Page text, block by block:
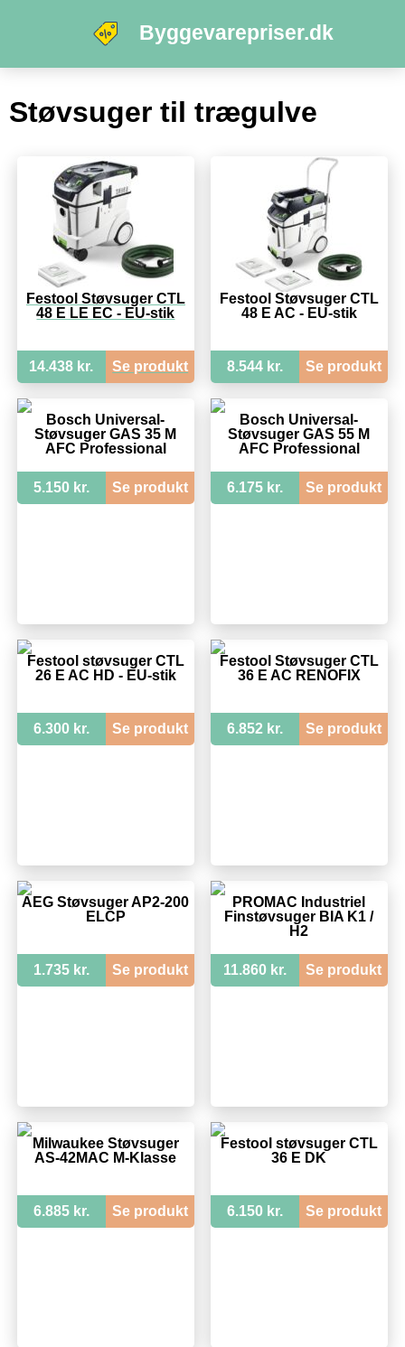
Byggevarepriser.dk
Støvsuger til trægulve
Festool Støvsuger CTL
48 E LE EC - EU-stik
14.438 kr. Se produkt
Festool Støvsuger CTL
48 E AC - EU-stik
8.544 kr. Se produkt
Bosch Universal-
Støvsuger GAS 35 M
AFC Professional
5.150 kr. Se produkt
Bosch Universal-
Støvsuger GAS 55 M
AFC Professional
6.175 kr. Se produkt
Festool støvsuger CTL
26 E AC HD - EU-stik
6.300 kr. Se produkt
Festool Støvsuger CTL
36 E AC RENOFIX
6.852 kr. Se produkt
AEG Støvsuger AP2-200
ELCP
1.735 kr. Se produkt
PROMAC Industriel
Finstøvsuger BIA K1 /
H2
11.860 kr. Se produkt
Milwaukee Støvsuger
AS-42MAC M-Klasse
6.885 kr. Se produkt
Festool støvsuger CTL
36 E DK
6.150 kr. Se produkt